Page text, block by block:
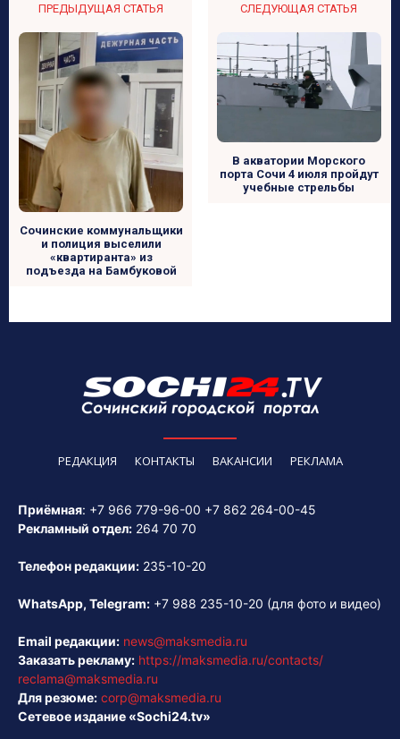
ПРЕДЫДУЩАЯ СТАТЬЯ
Сочинские коммунальщики
и полиция выселили
«квартиранта» из
подъезда на Бамбуковой
СЛЕДУЮЩАЯ СТАТЬЯ
В акватории Морского
порта Сочи 4 июля пройдут
учебные стрельбы
РЕДАКЦИЯ КОНТАКТЫ ВАКАНСИИ РЕКЛАМА
Приёмная: +7 966 779-96-00 +7 862 264-00-45
Рекламный отдел: 264 70 70
Телефон редакции: 235-10-20
WhatsApp, Telegram: +7 988 235-10-20 (для фото и видео)
Email редакции: news@maksmedia.ru
Заказать рекламу: https://maksmedia.ru/contacts/
reclama@maksmedia.ru
Для резюме: corp@maksmedia.ru
Сетевое издание «Sochi24.tv»